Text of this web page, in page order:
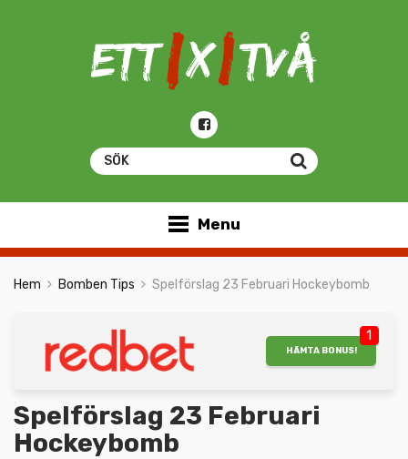
Menu
Hem Bomben Tips Spelförslag 23 Februari Hockeybomb
1
HÄMTA BONUS!
Spelförslag 23 Februari
Hockeybomb